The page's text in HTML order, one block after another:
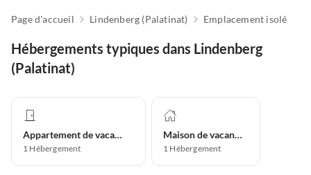
Page d'accueil Lindenberg (Palatinat) Emplacement isolé
Hébergements typiques dans Lindenberg
(Palatinat)
Appartement de vacances
1 Hébergement
Maison de vacances
1 Hébergement